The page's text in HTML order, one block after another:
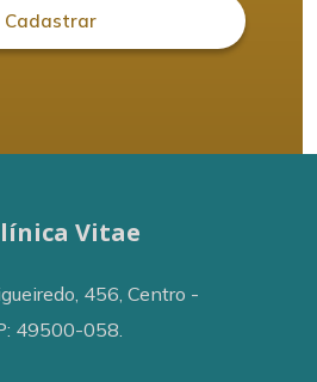
Vitae
456, Centro -
49500-058.